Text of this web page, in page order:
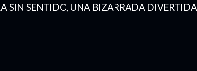
SIN SENTIDO, UNA BIZARRADA DIVERTIDA